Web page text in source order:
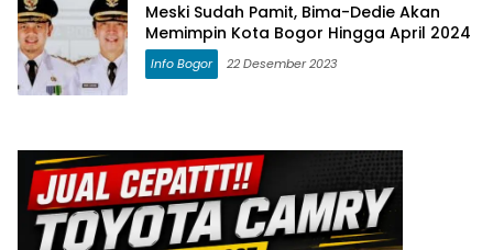
Meski Sudah Pamit, Bima-Dedie Akan
Memimpin Kota Bogor Hingga April 2024
Info Bogor 22 Desember 2023